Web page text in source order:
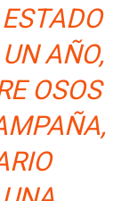
AÑO,
OSOS